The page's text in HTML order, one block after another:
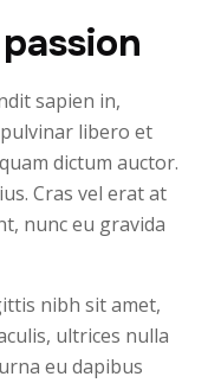
sapien in,
libero et
dictum auctor.
Cras vel erat at
nunc eu gravida
nibh sit amet,
ultrices nulla
eu dapibus